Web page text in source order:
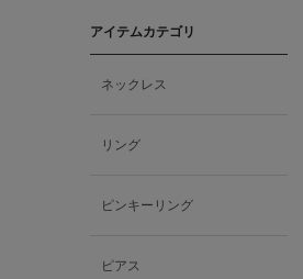
アイテムカテゴリ
ネックレス
リング
ピンキーリング
ピアス